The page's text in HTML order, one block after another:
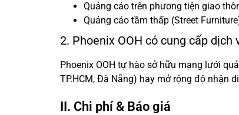
Quảng cáo trên phương tiện giao
Quảng cáo tầm thấp (Street
2. Phoenix OOH có cung cấp
Phoenix OOH tự hào sở hữu mạng lưới
TP.HCM, Đà Nẵng) hay mở rộng độ nhận
II. Chi phí & Báo giá